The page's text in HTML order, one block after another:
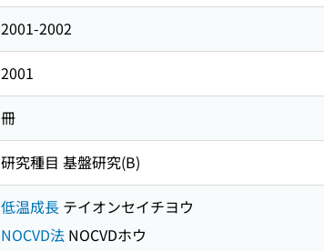
2001-2002
2001
冊
研究種目 基盤研究(B)
低温成長 テイオンセイチヨウ
NOCVD法 NOCVDホウ